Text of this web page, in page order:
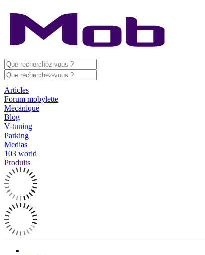
Articles
Forum mobylette
Mecanique
Blog
V-tuning
Parking
Medias
103 world
Produits